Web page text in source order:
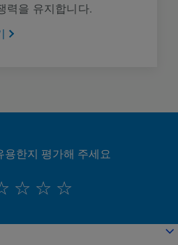
력을 유지합니다.
용한지 평가해 주세요